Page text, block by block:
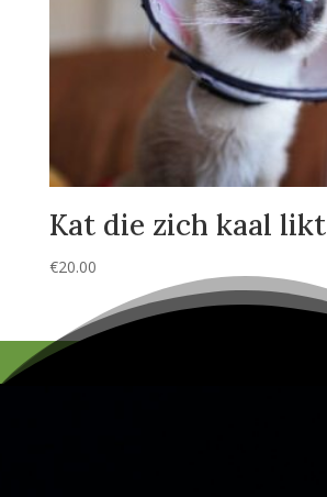
Kat die zich kaal likt
€20.00